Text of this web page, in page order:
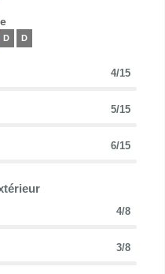
D D
4/15
5/15
6/15
4/8
3/8